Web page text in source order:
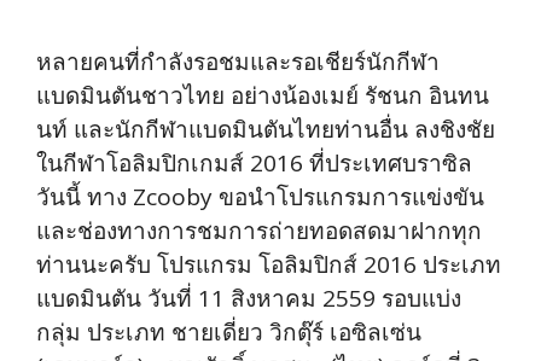
หลายคนที่กำลังรอชมและรอเชียร์นักกีฬา
แบดมินตันชาวไทย อย่างน้องเมย์ รัชนก อินทน
นท์ และนักกีฬาแบดมินตันไทยท่านอื่น ลงชิงชัย
ในกีฬาโอลิมปิกเกมส์ 2016 ที่ประเทศบราซิล
วันนี้ ทาง Zcooby ขอนำโปรแกรมการแข่งขัน
และช่องทางการชมการถ่ายทอดสดมาฝากทุก
ท่านนะครับ โปรแกรม โอลิมปิกส์ 2016 ประเภท
แบดมินตัน วันที่ 11 สิงหาคม 2559 รอบแบ่ง
กลุ่ม ประเภท ชายเดี่ยว วิกตุ๊ร์ เอซิลเซ่น